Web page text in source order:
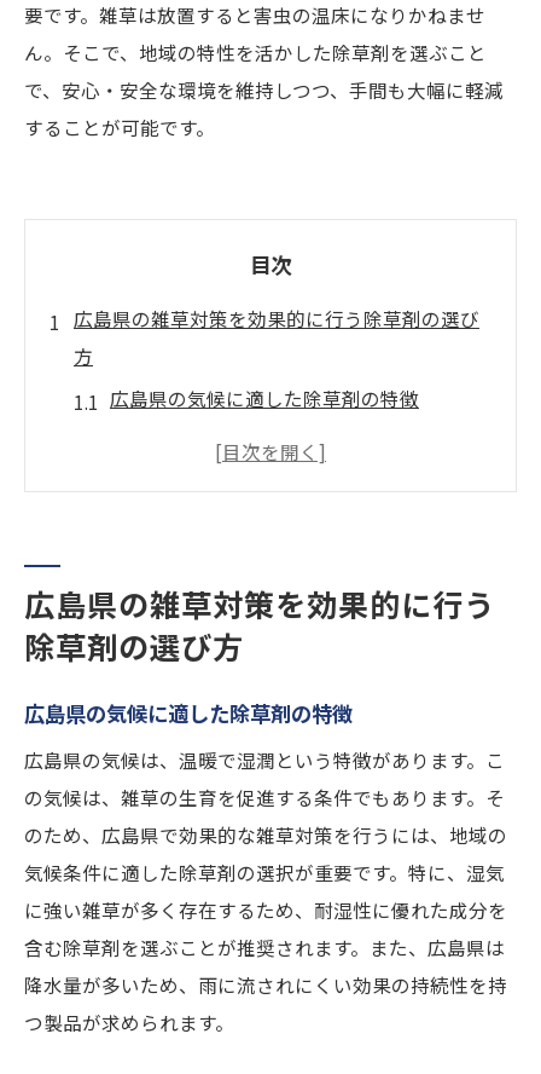
要です。雑草は放置すると害虫の温床になりかねませ
ん。そこで、地域の特性を活かした除草剤を選ぶこと
で、安心・安全な環境を維持しつつ、手間も大幅に軽減
することが可能です。
目次
広島県の雑草対策を効果的に行う除草剤の選び
方
広島県の気候に適した除草剤の特徴
持続可能な雑草対策を可能にする除草剤の
環境に優しい除草剤が与える生態系への利
点
ント
広島県における除草剤の効果を最大化する
方法
地域特性を活かした広島県の安心安全な雑草対
策
広島県特有の植生に配慮した雑草対策
地元の農家が選ぶ信頼できる除草剤とは
広島県の雑草対策を効果的に行う
除草剤の選び方
広島県の気候に適した除草剤の特徴
広島県の気候は、温暖で湿潤という特徴があります。こ
の気候は、雑草の生育を促進する条件でもあります。そ
のため、広島県で効果的な雑草対策を行うには、地域の
気候条件に適した除草剤の選択が重要です。特に、湿気
に強い雑草が多く存在するため、耐湿性に優れた成分を
含む除草剤を選ぶことが推奨されます。また、広島県は
降水量が多いため、雨に流されにくい効果の持続性を持
つ製品が求められます。